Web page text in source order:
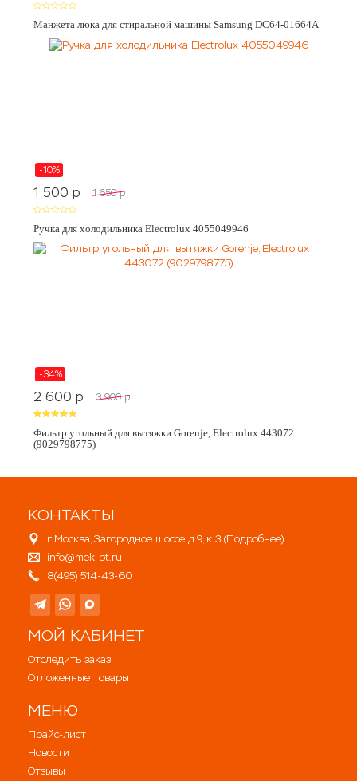
Манжета люка для стиральной машины Samsung DC64-01664A
-10%
1 500 p 1 650 p
Ручка для холодильника Electrolux 4055049946
-34%
2 600 p 3 900 p
Фильтр угольный для вытяжки Gorenje, Electrolux 443072
(9029798775)
КОНТАКТЫ
г.Москва, Загородное шоссе д.9, к.3 (Подробнее)
info@mek-bt.ru
8(495) 514-43-60
МОЙ КАБИНЕТ
Отследить заказ
Отложенные товары
МЕНЮ
Прайс-лист
Новости
Отзывы